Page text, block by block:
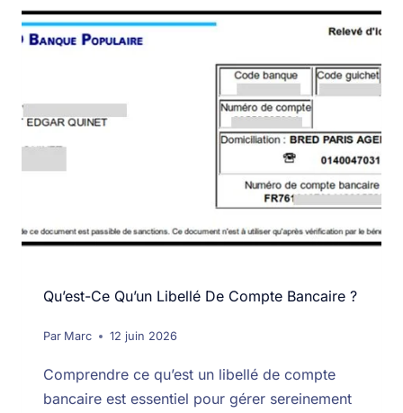
Qu’est-Ce Qu’un Libellé De Compte Bancaire ?
Par Marc 12 juin 2026
Comprendre ce qu’est un libellé de compte
bancaire est essentiel pour gérer sereinement